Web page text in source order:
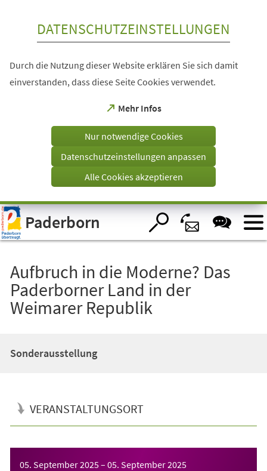
Visuelle
Assistenzsoftware
öffnen.
DATENSCHUTZEINSTELLUNGEN
Durch die Nutzung dieser Website erklären Sie sich damit
einverstanden, dass diese Seite Cookies verwendet.
Mehr Infos
(Öffnet
einem
Tab)
Nur notwendige Cookies
Datenschutzeinstellungen anpassen
Alle Cookies akzeptieren
Paderborn
Aufbruch in die Moderne? Das
Paderborner Land in der
Weimarer Republik
Sonderausstellung
VERANSTALTUNGSORT
05. September 2025– 05. September 2025